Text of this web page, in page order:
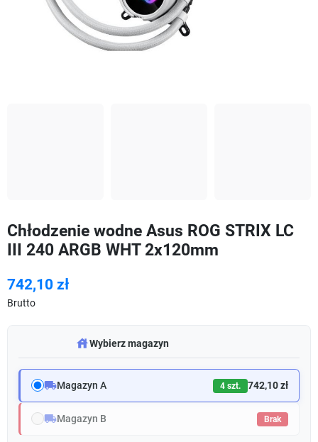
Chłodzenie wodne Asus ROG STRIX LC
III 240 ARGB WHT 2x120mm
742,10 zł
Brutto
warehouseWybierz magazyn
local_shippingMagazyn A 4 szt. 742,10 zł
local_shippingMagazyn B Brak